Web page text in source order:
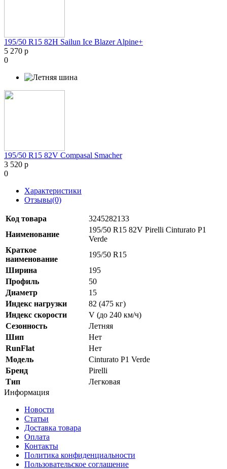
195/50 R15 82H Sailun Ice Blazer Alpine+
5 270 р
0
195/50 R15 82V Compasal Smacher
3 520 р
0
Характеристики
Отзывы(0)
Код товара
3245282133
Наименование
195/50 R15 82V Pirelli Cinturato P1
Verde
Краткое
наименование
195/50 R15
Ширина
195
Профиль
50
Диаметр
15
Индекс нагрузки
82 (475 кг)
Индекс скорости
V (до 240 км/ч)
Сезонность
Летняя
Шип
Нет
RunFlat
Нет
Модель
Cinturato P1 Verde
Бренд
Pirelli
Тип
Легковая
Информация
Новости
Статьи
Доставка товара
Оплата
Контакты
Политика конфиденциальности
Пользовательское соглашение